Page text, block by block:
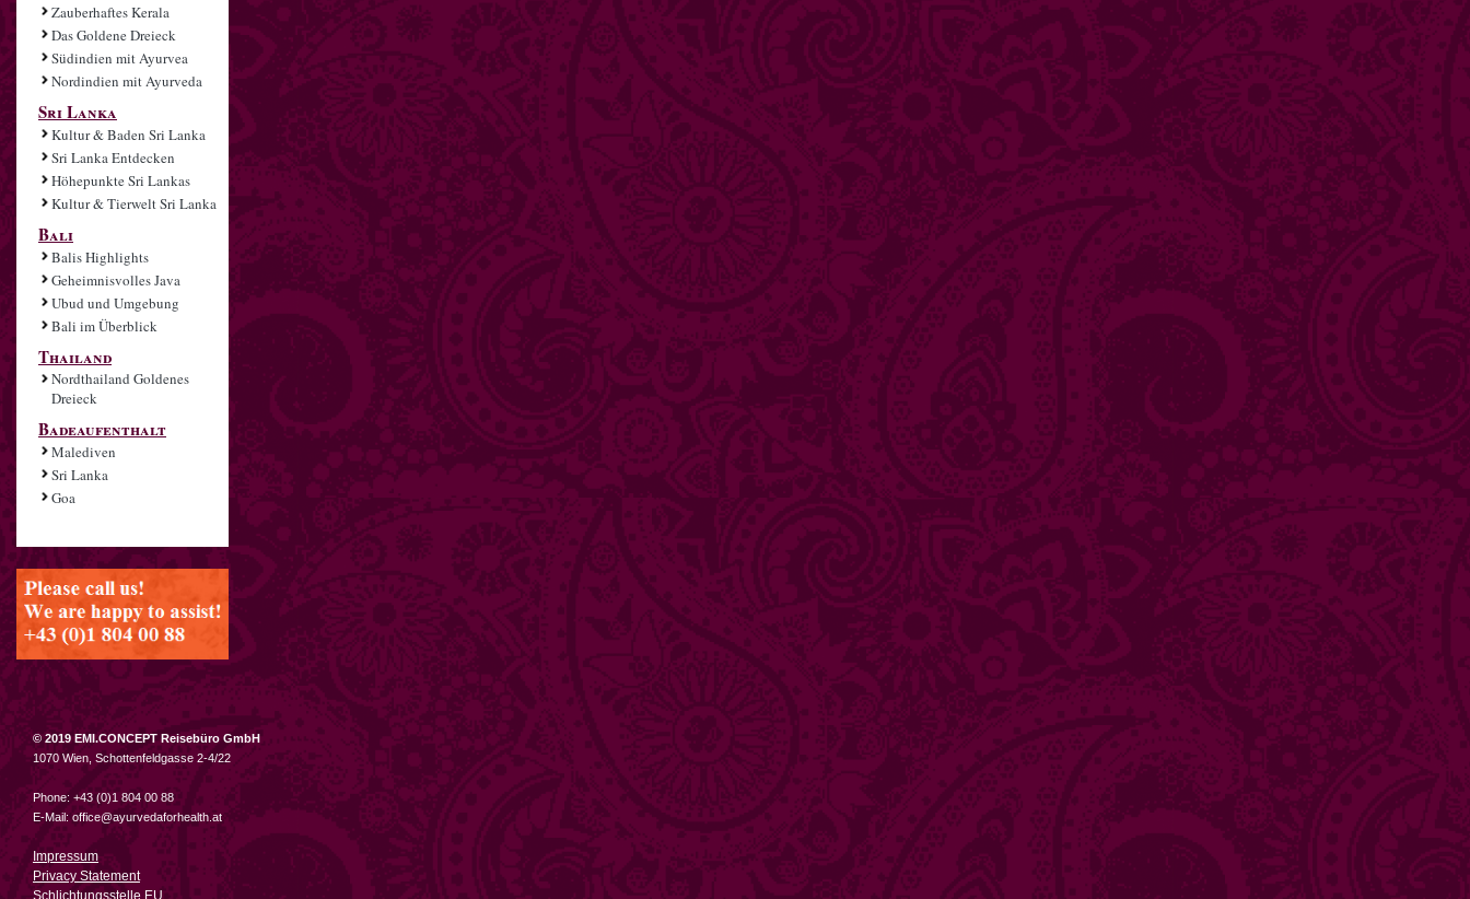
Zauberhaftes Kerala
Das Goldene Dreieck
Südindien mit Ayurvea
Nordindien mit Ayurveda
Sri Lanka
Kultur & Baden Sri Lanka
Sri Lanka Entdecken
Höhepunkte Sri Lankas
Kultur & Tierwelt Sri Lanka
Bali
Balis Highlights
Geheimnisvolles Java
Ubud und Umgebung
Bali im Überblick
Thailand
Nordthailand Goldenes
Dreieck
Badeaufenthalt
Malediven
Sri Lanka
Goa
© 2019 EMI.CONCEPT Reisebüro GmbH
1070 Wien, Schottenfeldgasse 2-4/22
Phone: +43 (0)1 804 00 88
E-Mail: office@ayurvedaforhealth.at
Impressum
Privacy Statement
Schlichtungsstelle EU